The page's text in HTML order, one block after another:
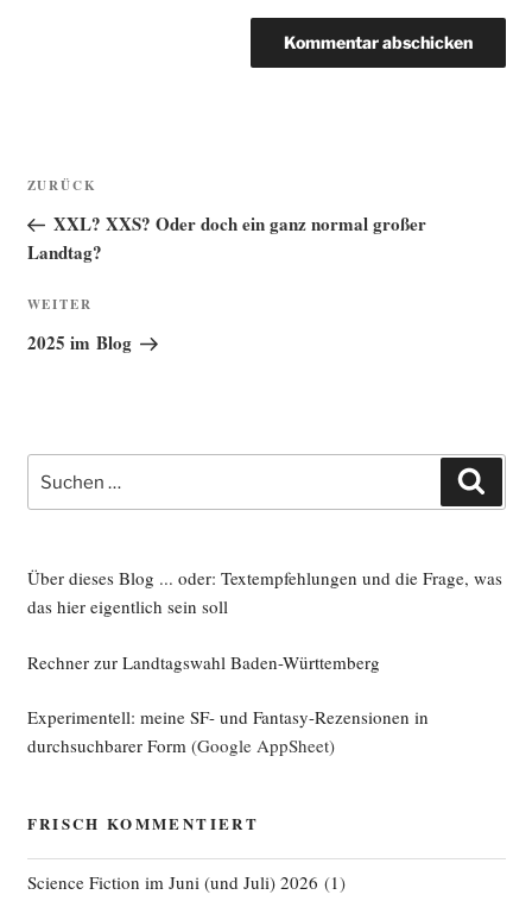
Beitragsnavigation
Vorheriger
Beitrag
ZURÜCK
XXL? XXS? Oder doch ein ganz normal großer
Landtag?
Nächster
Beitrag
WEITER
2025 im Blog
nach:
Über dieses Blog ... oder: Textempfehlungen und die Frage, was
das hier eigentlich sein soll
Rechner zur Landtagswahl Baden-Württemberg
Experimentell: meine SF- und Fantasy-Rezensionen in
durchsuchbarer Form(Google AppSheet)
FRISCH KOMMENTIERT
Science Fiction im Juni (und Juli) 2026 (1)